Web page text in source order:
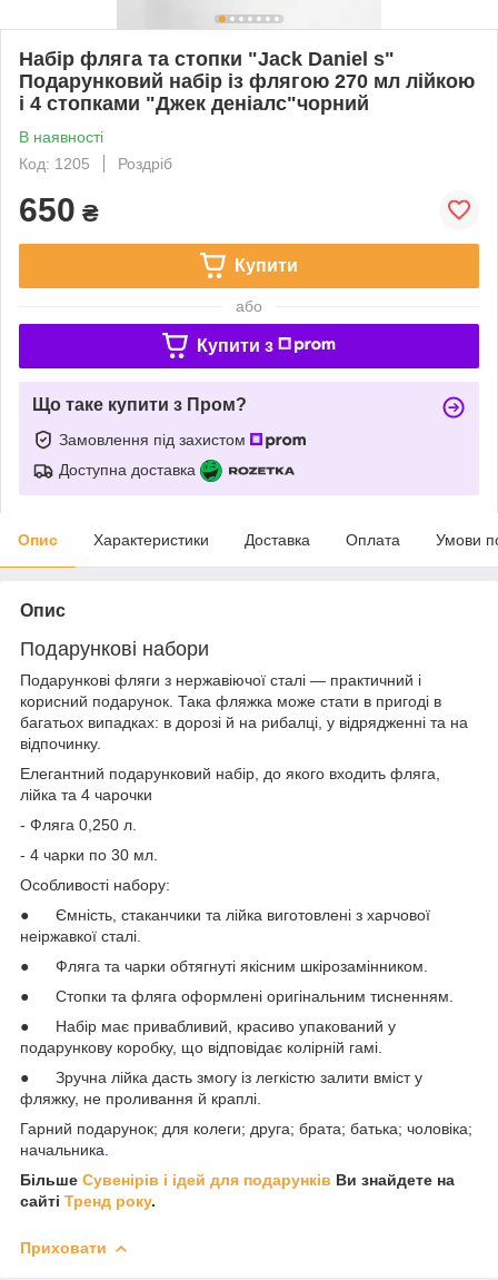
Набір фляга та стопки "Jack Daniel s"
Подарунковий набір із флягою 270 мл лійкою
і 4 стопками "Джек деніалс"чорний
В наявності
Код: 1205
Роздріб
650 ₴
Купити
або
Купити з
Що таке купити з Пром?
Замовлення під захистом
Доступна доставка
Опис Характеристики Доставка Оплата Умови
Опис
Подарункові набори
Подарункові фляги з нержавіючої сталі — практичний і
корисний подарунок. Така фляжка може стати в пригоді в
багатьох випадках: в дорозі й на рибалці, у відрядженні та на
відпочинку.
Елегантний подарунковий набір, до якого входить фляга,
лійка та 4 чарочки
- Фляга 0,250 л.
- 4 чарки по 30 мл.
Особливості набору:
● Ємність, стаканчики та лійка виготовлені з харчової
неіржавкої сталі.
● Фляга та чарки обтягнуті якісним шкірозамінником.
● Стопки та фляга оформлені оригінальним тисненням.
● Набір має привабливий, красиво упакований у
подарункову коробку, що відповідає колірній гамі.
● Зручна лійка дасть змогу із легкістю залити вміст у
фляжку, не проливання й краплі.
Гарний подарунок; для колеги; друга; брата; батька; чоловіка;
начальника.
Більше Сувенірів і ідей для подарунків Ви знайдете на
сайті Тренд року.
Приховати